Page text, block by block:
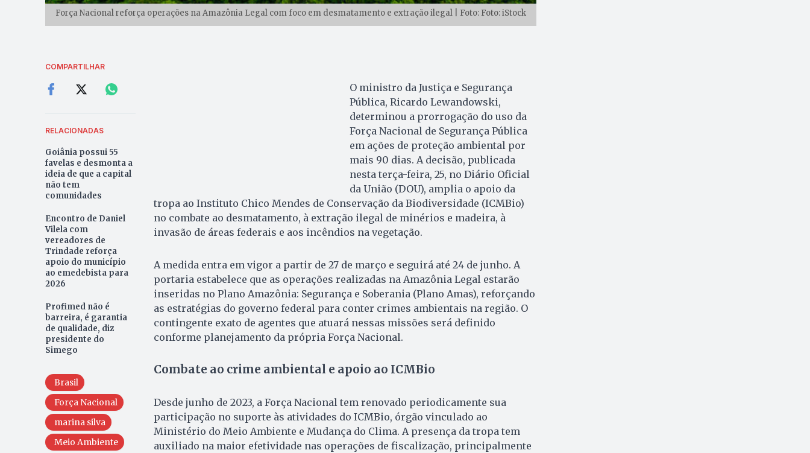
Força Nacional reforça operações na Amazônia Legal com foco em desmatamento e extração ilegal | Foto: Foto: iStock
COMPARTILHAR
RELACIONADAS
Goiânia possui 55
favelas e desmonta a
ideia de que a capital
não tem
comunidades
Encontro de Daniel
Vilela com
vereadores de
Trindade reforça
apoio do município
ao emedebista para
2026
Profimed não é
barreira, é garantia
de qualidade, diz
presidente do
Simego
Brasil
Força Nacional
marina silva
Meio Ambiente
O ministro da Justiça e Segurança
Pública, Ricardo Lewandowski,
determinou a prorrogação do uso da
Força Nacional de Segurança Pública
em ações de proteção ambiental por
mais 90 dias. A decisão, publicada
nesta terça-feira, 25, no Diário Oficial
da União (DOU), amplia o apoio da
tropa ao Instituto Chico Mendes de Conservação da Biodiversidade (ICMBio)
no combate ao desmatamento, à extração ilegal de minérios e madeira, à
invasão de áreas federais e aos incêndios na vegetação.
A medida entra em vigor a partir de 27 de março e seguirá até 24 de junho. A
portaria estabelece que as operações realizadas na Amazônia Legal estarão
inseridas no Plano Amazônia: Segurança e Soberania (Plano Amas), reforçando
as estratégias do governo federal para conter crimes ambientais na região. O
contingente exato de agentes que atuará nessas missões será definido
conforme planejamento da própria Força Nacional.
Combate ao crime ambiental e apoio ao ICMBio
Desde junho de 2023, a Força Nacional tem renovado periodicamente sua
participação no suporte às atividades do ICMBio, órgão vinculado ao
Ministério do Meio Ambiente e Mudança do Clima. A presença da tropa tem
auxiliado na maior efetividade nas operações de fiscalização, principalmente